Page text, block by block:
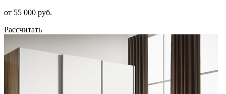
от 55 000 руб.
Рассчитать